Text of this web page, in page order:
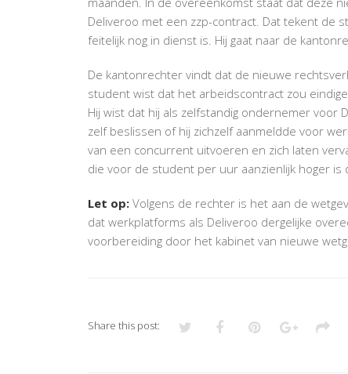
Deliveroo met een zzp-contract. Dat tekent de
feitelijk nog in dienst is. Hij gaat naar de
De kantonrechter vindt dat de nieuwe
student wist dat het arbeidscontract zou
Hij wist dat hij als zelfstandig ondernemer voor
zelf beslissen of hij zichzelf aanmeldde voor
van een concurrent uitvoeren en zich laten
die voor de student per uur aanzienlijk hoger
Let op: Volgens de rechter is het aan de
dat werkplatforms als Deliveroo dergelijke
voorbereiding door het kabinet van nieuwe
Share this post: